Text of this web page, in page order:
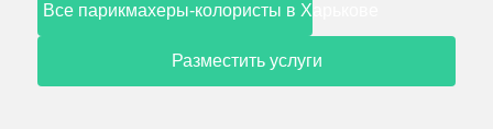
Все парикмахеры-колористы в Харькове
Разместить услуги